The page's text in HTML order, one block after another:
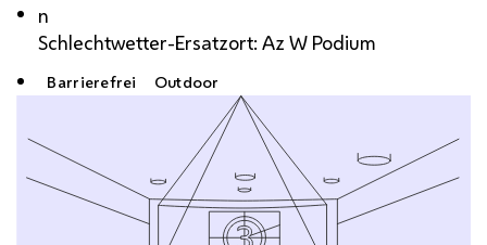
n
Schlechtwetter-Ersatzort: Az W Podium
Barrierefrei Outdoor